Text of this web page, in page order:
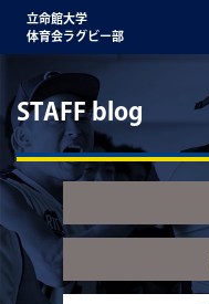
立命館大学
体育会ラグビー部
STAFF blog